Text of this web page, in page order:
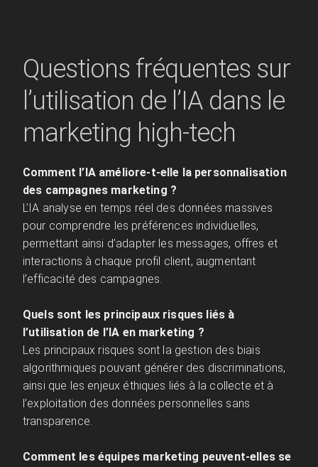
Questions fréquentes sur
l’utilisation de l’IA dans le
marketing high-tech
Comment l’IA améliore-t-elle la personnalisation
des campagnes marketing ?
L’IA analyse en temps réel des données massives
pour comprendre les préférences individuelles,
permettant ainsi d’adapter les messages, offres et
interactions à chaque profil client, augmentant
l’efficacité des campagnes.
Quels sont les principaux risques liés à
l’utilisation de l’IA en marketing ?
Les principaux risques sont la gestion des biais
algorithmiques pouvant générer des discriminations,
ainsi que les enjeux éthiques liés à la collecte et à
l’exploitation des données personnelles sans
transparence.
Comment les équipes marketing peuvent-elles se